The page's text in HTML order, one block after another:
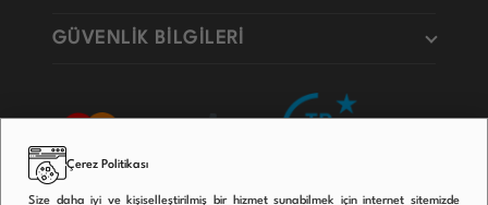
GÜVENLİK BİLGİLERİ
Çerez Politikası
Size daha iyi ve kişiselleştirilmiş bir hizmet sunabilmek için internet sitemizde